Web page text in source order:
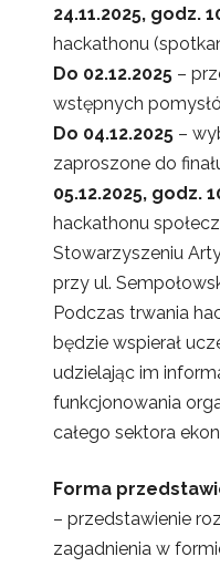
24.11.2025, godz.
hackathonu
Do 02.12.2025 –
wstępnych
Do 04.12.2025 –
zaproszone do
05.12.2025, godz.
hackathonu
Stowarzyszeniu
przy ul.
Podczas trwania
będzie wspierał
udzielając im
funkcjonowania
całego sektora
Forma
– przedstawienie
zagadnienia w